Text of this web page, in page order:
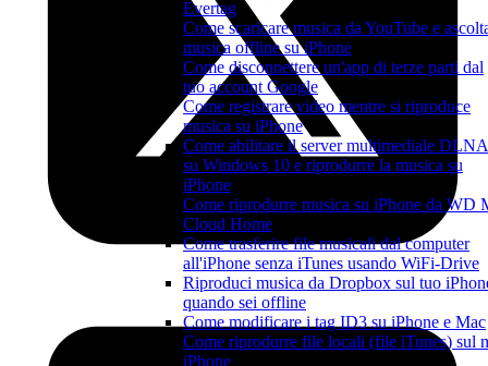
Evertag
Come scaricare musica da YouTube e
musica offline su iPhone
Come disconnettere un'app di terze parti dal
tuo account Google
Come registrare video mentre si riproduce
musica su iPhone
Come abilitare il server multimediale DLNA
su Windows 10 e riprodurre la musica su
iPhone
Come riprodurre musica su iPhone da WD
Cloud Home
Come trasferire file musicali dal computer
all'iPhone senza iTunes usando WiFi-Drive
Riproduci musica da Dropbox sul tuo
quando sei offline
Come modificare i tag ID3 su iPhone e Mac
Come riprodurre file locali (file iTunes) sul
iPhone